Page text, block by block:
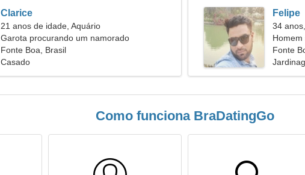
Clarice
21 anos de idade, Aquário
Garota procurando um namorado
Fonte Boa, Brasil
Casado
Felipe
34
29
Fonte
Como funciona BraDatingGo